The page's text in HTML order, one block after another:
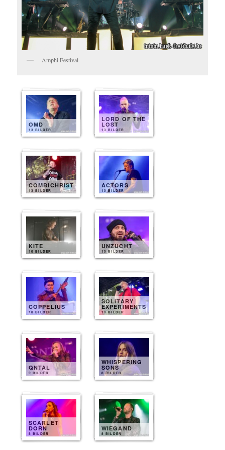
Amphi Festival
OMD
13 BILDER
LORD OF THE
LOST
13 BILDER
COMBICHRIST
13 BILDER
ACTORS
10 BILDER
KITE
10 BILDER
UNZUCHT
10 BILDER
COPPELIUS
10 BILDER
SOLITARY
EXPERIMENTS
10 BILDER
QNTAL
9 BILDER
WHISPERING
SONS
8 BILDER
SCARLET
DORN
8 BILDER
WIEGAND
8 BILDER